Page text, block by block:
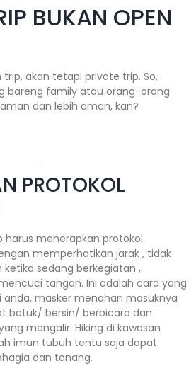
BUKAN OPEN
akan tetapi private trip. So,
bareng family atau orang-orang
dan lebih aman, kan?
PROTOKOL
harus menerapkan protokol
memperhatikan jarak , tidak
sedang berkegiatan ,
tangan. Ini adalah cara yang
masker menahan masuknya
batuk/ bersin/ berbicara dan
mengalir. Hiking di kawasan
imun tubuh tentu saja dapat
dan tenang.